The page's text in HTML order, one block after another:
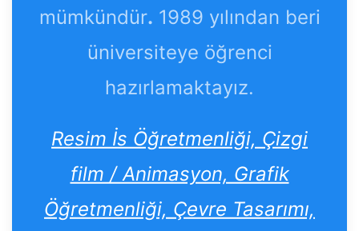
mümkündür. 1989 yılından beri
üniversiteye öğrenci
hazırlamaktayız.
Resim İs Öğretmenliği, Çizgi
film / Animasyon, Grafik
Öğretmenliği, Çevre Tasarımı,